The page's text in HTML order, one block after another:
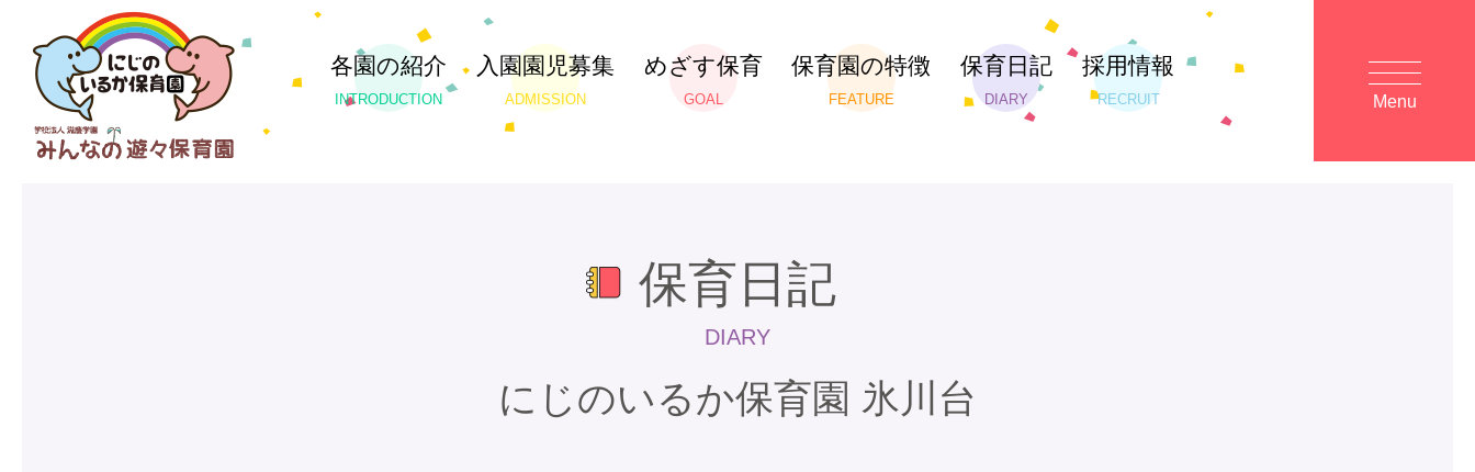
各園の紹介
INTRODUCTION
入園園児募集
ADMISSION
めざす保育
GOAL
保育園の特徴
FEATURE
保育日記
DIARY
採用情報
RECRUIT Menu
保育日記
DIARY
にじのいるか保育園 氷川台